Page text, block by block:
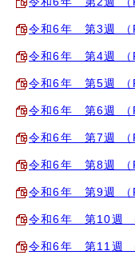
令和6年 第3週 （
令和6年 第4週 （
令和6年 第5週 （
令和6年 第6週 （
令和6年 第7週 （
令和6年 第8週 （
令和6年 第9週 （
令和6年 第10週
令和6年 第11週